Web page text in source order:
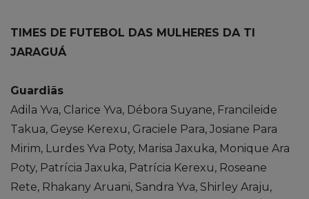
TIMES DE FUTEBOL DAS MULHERES DA TI
JARAGUÁ
Guardiãs
Adila Yva, Clarice Yva, Débora Suyane, Francileide
Takua, Geyse Kerexu, Graciele Para, Josiane Para
Mirim, Lurdes Yva Poty, Marisa Jaxuka, Monique Ara
Poty, Patrícia Jaxuka, Patrícia Kerexu, Roseane
Rete, Rhakany Aruani, Sandra Yva, Shirley Araju,